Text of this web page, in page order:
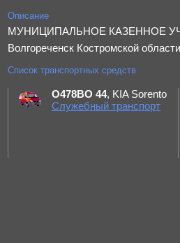
Описание
МУНИЦИПАЛЬНОЕ КАЗЕННОЕ
Волгореченск Костромской
Список транспортных средств
О478ВО 44, KIA Sorento
Служебный транспорт